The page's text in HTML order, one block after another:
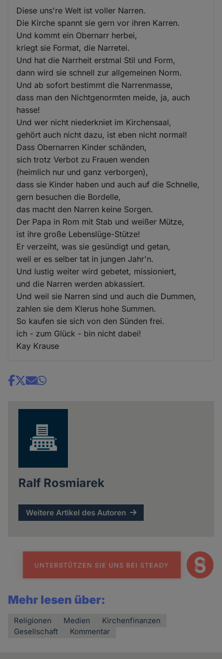
Diese uns're Welt ist voller Narren.
Die Kirche spannt sie gern vor ihren Karren.
Und kommt ein Obernarr herbei,
kriegt sie Format, die Narretei.
Und hat die Narrheit erstmal Stil und Form,
dann wird sie schnell zur allgemeinen Norm.
Und ab sofort bestimmt die Narrenmasse,
dass man den Nichtgenormten meide, ja, auch
hasse!
Und wer nicht niederkniet im Kirchensaal,
gehört auch nicht dazu, ist eben nicht normal!
Dass Obernarren Kinder schänden,
sich trotz Verbot zu Frauen wenden
(heimlich nur und ganz verborgen),
dass sie Kinder haben und auch auf die Schnelle,
gern besuchen die Bordelle,
das macht den Narren keine Sorgen.
Der Papa in Rom mit Stab und weißer Mütze,
ist ihre große Lebenslüge-Stütze!
Er verzeiht, was sie gesündigt und getan,
weil er es selber tat in jungen Jahr'n.
Und lustig weiter wird gebetet, missioniert,
und die Narren werden abkassiert.
Und weil sie Narren sind und auch die Dummen,
zahlen sie dem Klerus hohe Summen.
So kaufen sie sich von den Sünden frei.
ich - zum Glück - bin nicht dabei!
Kay Krause
Share
Ralf Rosmiarek
Weitere Artikel des Autoren
Mehr lesen über:
Religionen Medien
Kirchenfinanzen
Gesellschaft
Kommentar